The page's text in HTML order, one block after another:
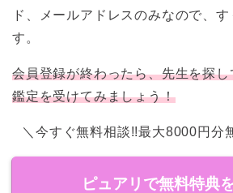
ド、メールアドレスのみなので、す
す。
会員登録が終わったら、先生を探
鑑定を受けてみましょう！
＼今すぐ無料相談!!最大8000円分
ピュアリで無料特典